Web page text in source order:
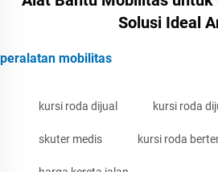
Solusi Ideal
peralatan mobilitas
kursi roda dijual kursi roda
skuter medis kursi roda